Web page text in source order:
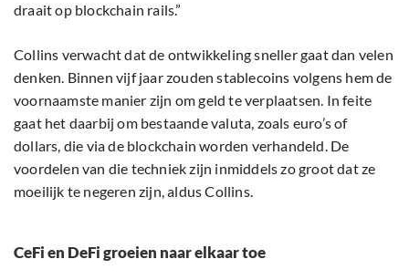
draait op blockchain rails.”
Collins verwacht dat de ontwikkeling sneller gaat dan velen
denken. Binnen vijf jaar zouden stablecoins volgens hem de
voornaamste manier zijn om geld te verplaatsen. In feite
gaat het daarbij om bestaande valuta, zoals euro’s of
dollars, die via de blockchain worden verhandeld. De
voordelen van die techniek zijn inmiddels zo groot dat ze
moeilijk te negeren zijn, aldus Collins.
CeFi en DeFi groeien naar elkaar toe